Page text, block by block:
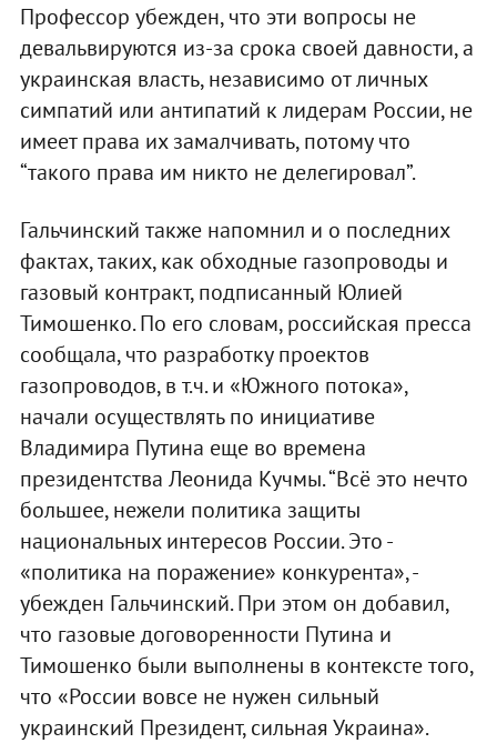
Профессор убежден, что эти вопросы не
девальвируются из-за срока своей давности, а
украинская власть, независимо от личных
симпатий или антипатий к лидерам России, не
имеет права их замалчивать, потому что
“такого права им никто не делегировал”.
Гальчинский также напомнил и о последних
фактах, таких, как обходные газопроводы и
газовый контракт, подписанный Юлией
Тимошенко. По его словам, российская пресса
сообщала, что разработку проектов
газопроводов, в т.ч. и «Южного потока»,
начали осуществлять по инициативе
Владимира Путина еще во времена
президентства Леонида Кучмы. “Всё это нечто
большее, нежели политика защиты
национальных интересов России. Это -
«политика на поражение» конкурента», -
убежден Гальчинский. При этом он добавил,
что газовые договоренности Путина и
Тимошенко были выполнены в контексте того,
что «России вовсе не нужен сильный
украинский Президент, сильная Украина».